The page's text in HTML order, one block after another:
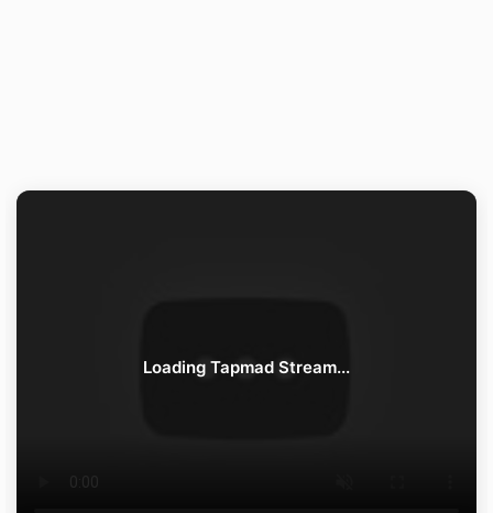
Loading Tapmad Stream...